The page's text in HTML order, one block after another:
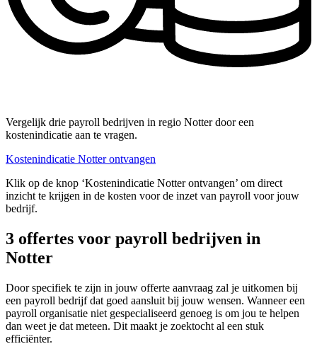
Vergelijk drie payroll bedrijven in regio Notter door een
kostenindicatie aan te vragen.
Kostenindicatie Notter ontvangen
Klik op de knop ‘Kostenindicatie Notter ontvangen’ om direct
inzicht te krijgen in de kosten voor de inzet van payroll voor jouw
bedrijf.
3 offertes voor payroll bedrijven in
Notter
Door specifiek te zijn in jouw offerte aanvraag zal je uitkomen bij
een payroll bedrijf dat goed aansluit bij jouw wensen. Wanneer een
payroll organisatie niet gespecialiseerd genoeg is om jou te helpen
dan weet je dat meteen. Dit maakt je zoektocht al een stuk
efficiënter.